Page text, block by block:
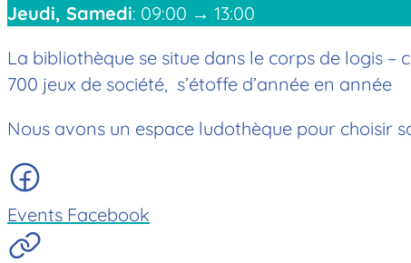
Jeudi, Samedi: 09:00 → 13:00
La bibliothèque se situe dans le corps de logis –
700 jeux de société, s’étoffe d’année en année
Nous avons un espace ludothèque pour choisir
Events Facebook